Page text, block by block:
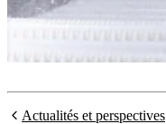
Actualités et perspectives